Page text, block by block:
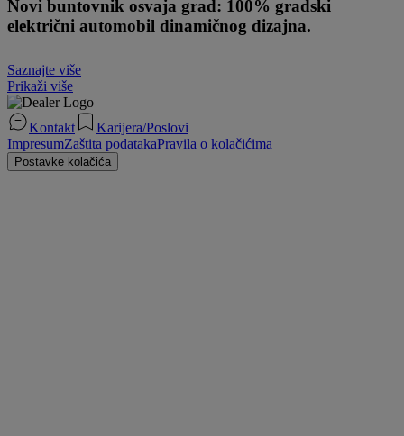
Novi buntovnik osvaja grad: 100% gradski
električni automobil dinamičnog dizajna.
Saznajte više
Prikaži više
Kontakt
Karijera/Poslovi
ImpresumZaštita podatakaPravila o kolačićima
Postavke kolačića